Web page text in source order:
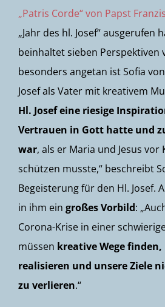
„Patris Corde“ von Papst
„Jahr des hl. Josef“ ausgerufen
beinhaltet sieben Perspektiven
besonders angetan ist Sofia
Josef als Vater mit kreativem
Hl. Josef eine riesige
Vertrauen in Gott hatte und
war, als er Maria und Jesus vor
schützen musste,“ beschreibt
Begeisterung für den Hl. Josef.
in ihm ein großes Vorbild:
Corona-Krise in einer
müssen kreative Wege
realisieren und unsere Ziele
zu verlieren.“